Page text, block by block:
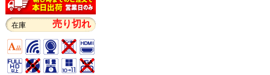
在庫 売り切れ